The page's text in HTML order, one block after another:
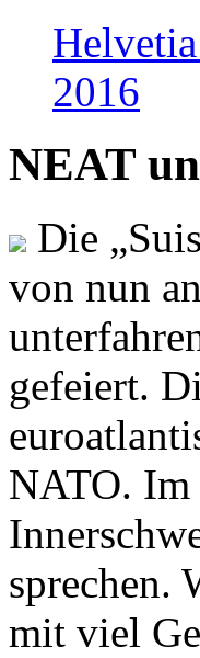
2016
NEAT
Die
von nun
gefeiert.
NATO. Im
sprechen.
mit viel